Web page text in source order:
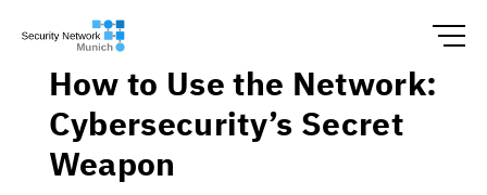
How to Use the Network:
Cybersecurity’s Secret
Weapon